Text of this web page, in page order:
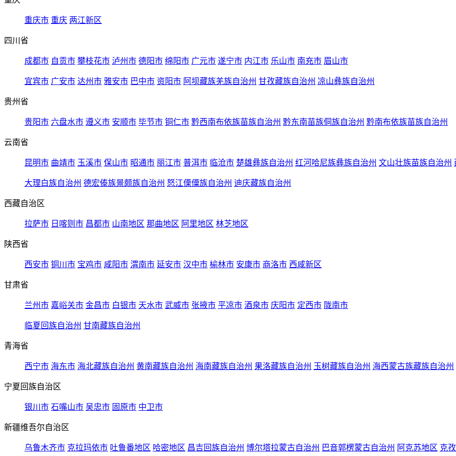
重庆市 重庆 两江新区
四川省
成都市 自贡市 攀枝花市 泸州市 德阳市 绵阳市 广元市 遂宁市 内江市 乐山市 南充市 眉山市
宜宾市 广安市 达州市 雅安市 巴中市 资阳市 阿坝藏族羌族自治州 甘孜藏族自治州 凉山彝族自治州
贵州省
贵阳市 六盘水市 遵义市 安顺市 毕节市 铜仁市 黔西南布依族苗族自治州 黔东南苗族侗族自治州 黔南布依族苗族自治州
云南省
昆明市 曲靖市 玉溪市 保山市 昭通市 丽江市 普洱市 临沧市 楚雄彝族自治州 红河哈尼族彝族自治州 文山壮族苗族自治州
大理白族自治州 德宏傣族景颇族自治州 怒江傈僳族自治州 迪庆藏族自治州
西藏自治区
拉萨市 日喀则市 昌都市 山南地区 那曲地区 阿里地区 林芝地区
陕西省
西安市 铜川市 宝鸡市 咸阳市 渭南市 延安市 汉中市 榆林市 安康市 商洛市 西咸新区
甘肃省
兰州市 嘉峪关市 金昌市 白银市 天水市 武威市 张掖市 平凉市 酒泉市 庆阳市 定西市 陇南市
临夏回族自治州 甘南藏族自治州
青海省
西宁市 海东市 海北藏族自治州 黄南藏族自治州 海南藏族自治州 果洛藏族自治州 玉树藏族自治州 海西蒙古族藏族自治州
宁夏回族自治区
银川市 石嘴山市 吴忠市 固原市 中卫市
新疆维吾尔自治区
乌鲁木齐市 克拉玛依市 吐鲁番地区 哈密地区 昌吉回族自治州 博尔塔拉蒙古自治州 巴音郭楞蒙古自治州 阿克苏地区 克